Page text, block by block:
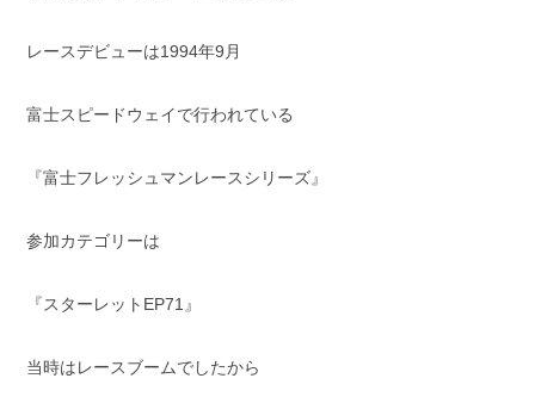
レースデビューは1994年9月
富士スピードウェイで行われている
『富士フレッシュマンレースシリーズ』
参加カテゴリーは
『スターレットEP71』
当時はレースブームでしたから